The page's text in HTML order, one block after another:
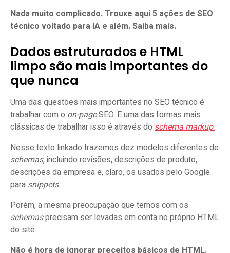
Nada muito complicado. Trouxe aqui 5 ações de SEO
técnico voltado para IA e além. Saiba mais.
Dados estruturados e HTML
limpo são mais importantes do
que nunca
Uma das questões mais importantes no SEO técnico é
trabalhar com o on-pageSEO. E uma das formas mais
clássicas de trabalhar isso é através do schema markup.
Nesse texto linkado trazemos dez modelos diferentes de
schemas, incluindo revisões, descrições de produto,
descrições da empresa e, claro, os usados pelo Google
para snippets.
Porém, a mesma preocupação que temos com os
schemasprecisam ser levadas em conta no próprio HTML
do site.
Não é hora de ignorar preceitos básicos de HTML.